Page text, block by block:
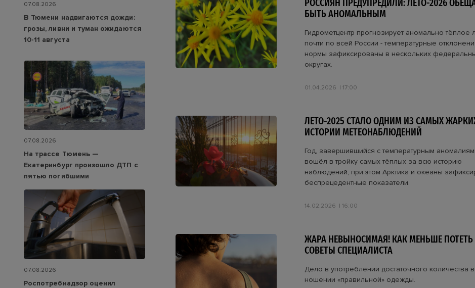
РОССИЯН ПРЕДУПРЕДИЛИ: ЛЕТО-2026
БЫТЬ АНОМАЛЬНЫМ
Гидрометцентр прогнозирует аномально тёплое
почти по всей России - температурные
нормы зафиксированы в нескольких
округах.
01.04.2026 17:00
ЛЕТО-2025 СТАЛО ОДНИМ ИЗ САМЫХ
ИСТОРИИ МЕТЕОНАБЛЮДЕНИЙ
Год, завершившийся с температурным
вошёл в тройку самых тёплых за всю историю
наблюдений, при этом Арктика и океаны
беспрецедентные показатели.
14.02.2026 16:00
ЖАРА НЕВЫНОСИМАЯ! КАК МЕНЬШЕ ПОТЕТЬ
СОВЕТЫ СПЕЦИАЛИСТА
Дело в употреблении достаточного количества
ношении «правильной» одежды.
07.08.2026
В Тюмени надвигаются дожди:
грозы, ливни и туман ожидаются
10-11 августа
07.08.2026
На трассе Тюмень —
Екатеринбург произошло ДТП с
пятью погибшими
07.08.2026
Роспотребнадзор оценил